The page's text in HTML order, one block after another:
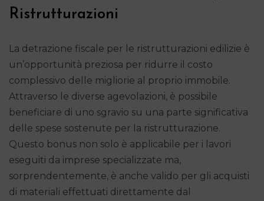
Ristrutturazioni
La detrazione fiscale per le ristrutturazioni edilizie è
un’opportunità preziosa per ridurre il costo
complessivo delle migliorie al proprio immobile.
Attraverso le diverse agevolazioni, è possibile
beneficiare di uno sgravio su una parte significativa
delle spese sostenute per la ristrutturazione.
Questo bonus non solo è applicabile per i lavori
eseguiti da imprese specializzate ma,
sorprendentemente, è anche valido per gli acquisti
di materiali effettuati direttamente dal